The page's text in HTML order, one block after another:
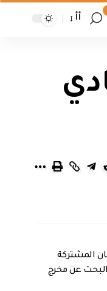
أأ
المشتركة
عن مخرج